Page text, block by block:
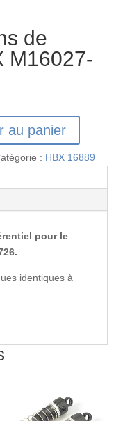
de
M16027-
au panier
: HBX 16889
pour le
identiques à